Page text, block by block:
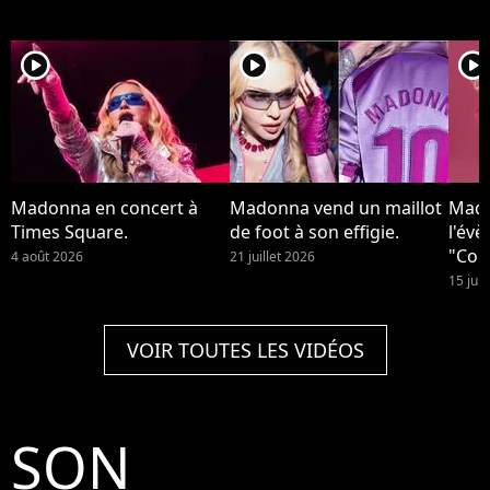
player2
Madonna en concert à
Times Square.
4 août 2026
player2
Madonna vend un maillot
de foot à son effigie.
21 juillet 2026
player2
15
VOIR TOUTES LES VIDÉOS
SON